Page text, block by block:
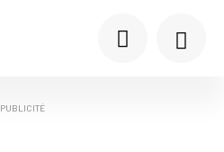
PUBLICITÉ